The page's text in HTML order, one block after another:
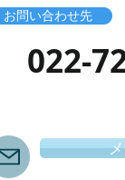
お問い合わせ先
​022-